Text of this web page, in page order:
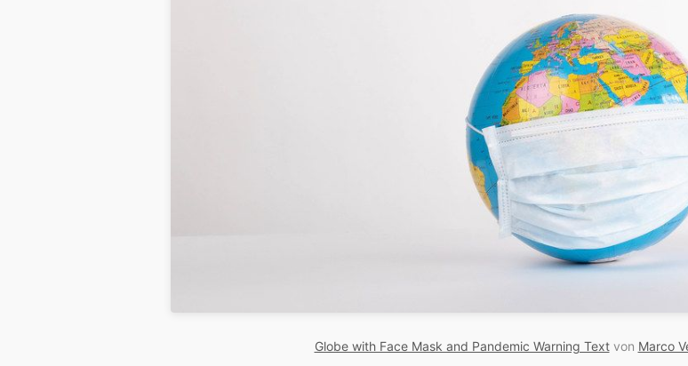
Globe with Face Mask and Pandemic Warning Textvon Marco